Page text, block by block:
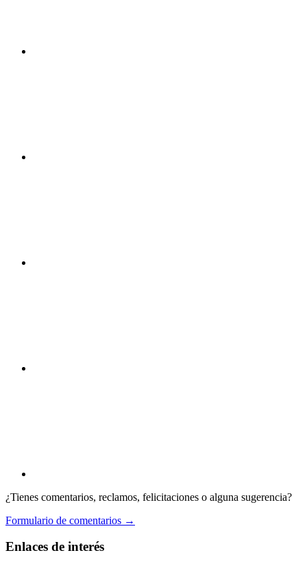
¿Tienes comentarios, reclamos, felicitaciones o alguna sugerencia?
Formulario de comentarios →
Enlaces de interés